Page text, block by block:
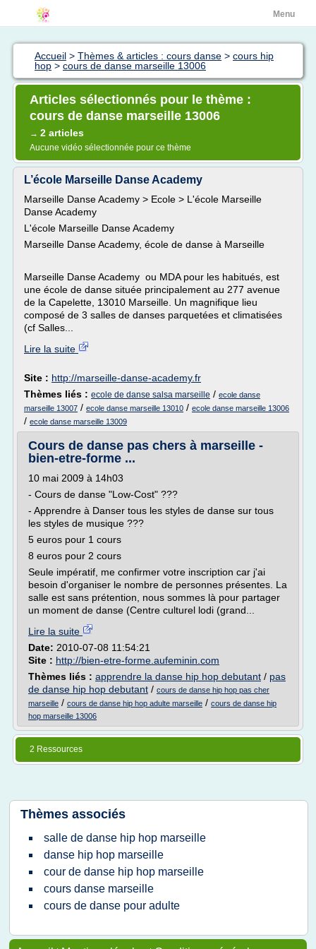
Menu
Accueil > Thèmes & articles : cours danse > cours hip
hop > cours de danse marseille 13006
Articles sélectionnés pour le thème :
cours de danse marseille 13006
→ 2 articles
Aucune vidéo sélectionnée pour ce thème
L’école Marseille Danse Academy
Marseille Danse Academy > Ecole > L'école Marseille
Danse Academy
L'école Marseille Danse Academy
Marseille Danse Academy, école de danse à Marseille
Marseille Danse Academy ou MDA pour les habitués, est
une école de danse située principalement au 277 avenue
de la Capelette, 13010 Marseille. Un magnifique lieu
composé de 3 salles de danses parquetées et climatisées
(cf Salles...
Lire la suite
Site : http://marseille-danse-academy.fr
Thèmes liés : ecole de danse salsa marseille / ecole danse
marseille 13007 / ecole danse marseille 13010 / ecole danse marseille 13006
/ ecole danse marseille 13009
Cours de danse pas chers à marseille -
bien-etre-forme ...
10 mai 2009 à 14h03
- Cours de danse "Low-Cost" ???
- Apprendre à Danser tous les styles de danse sur tous
les styles de musique ???
5 euros pour 1 cours
8 euros pour 2 cours
Seule impératif, me confirmer votre inscription car j'ai
besoin d'organiser le nombre de personnes présentes. La
salle est sans prétention, nous sommes là pour partager
un moment de danse (Centre culturel lodi (grand...
Lire la suite
Date: 2010-07-08 11:54:21
Site : http://bien-etre-forme.aufeminin.com
Thèmes liés : apprendre la danse hip hop debutant / pas
de danse hip hop debutant / cours de danse hip hop pas cher
marseille / cours de danse hip hop adulte marseille / cours de danse hip
hop marseille 13006
2 Ressources
Thèmes associés
salle de danse hip hop marseille
danse hip hop marseille
cour de danse hip hop marseille
cours danse marseille
cours de danse pour adulte